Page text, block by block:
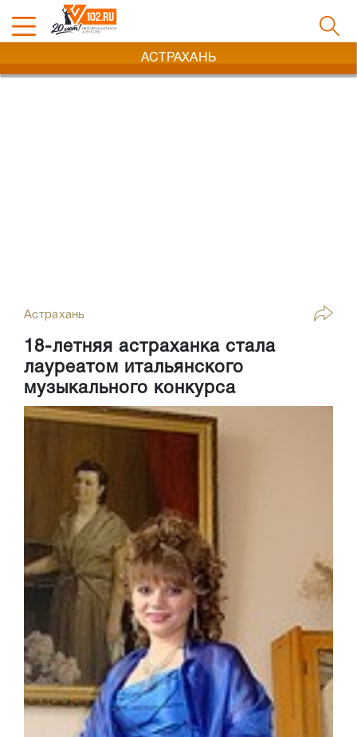
АСТРАХАНЬ
Астрахань
18-летняя астраханка стала
лауреатом итальянского
музыкального конкурса